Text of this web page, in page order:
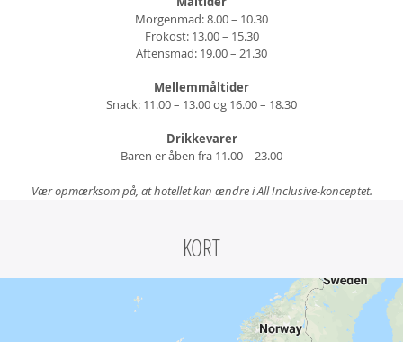
Morgenmad: 8.00 – 10.30
Frokost: 13.00 – 15.30
Aftensmad: 19.00 – 21.30
Mellemmåltider
Snack: 11.00 – 13.00 og 16.00 – 18.30
Drikkevarer
Baren er åben fra 11.00 – 23.00
Vær opmærksom på, at hotellet kan ændre i All Inclusive-konceptet.
KORT